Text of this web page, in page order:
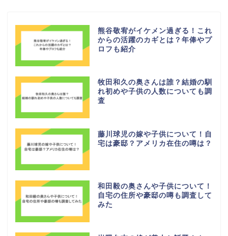
熊谷敬宥がイケメン過ぎる！これ
からの活躍のカギとは？年俸やプ
ロフも紹介
牧田和久の奥さんは誰？結婚の馴
れ初めや子供の人数についても調
査
藤川球児の嫁や子供について！自
宅は豪邸？アメリカ在住の噂は？
和田毅の奥さんや子供について！
自宅の住所や豪邸の噂も調査して
みた